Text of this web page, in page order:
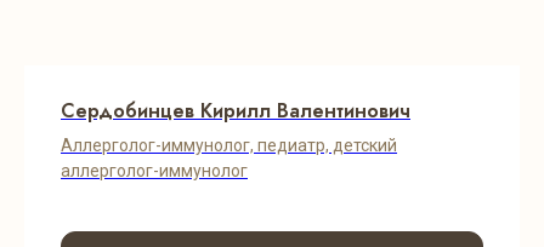
Сердобинцев Кирилл Валентинович
Аллерголог-иммунолог, педиатр, детский
аллерголог-иммунолог